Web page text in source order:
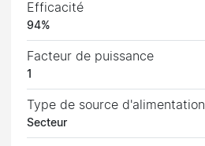
Efficacité
94%
Facteur de puissance
1
Type de source d'alimentation
Secteur